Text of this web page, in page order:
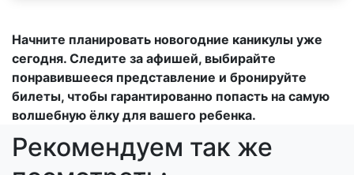
Начните планировать новогодние каникулы уже
сегодня. Следите за афишей, выбирайте
понравившееся представление и бронируйте
билеты, чтобы гарантированно попасть на самую
волшебную ёлку для вашего ребенка.
Рекомендуем так же